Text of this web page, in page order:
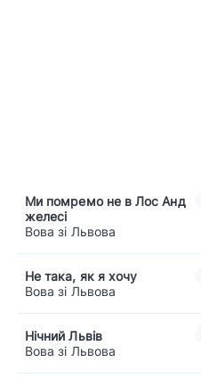
Ми помремо не в Лос Анд
желесі
Вова зі Львова
Не така, як я хочу
Вова зі Львова
Нічний Львів
Вова зі Львова